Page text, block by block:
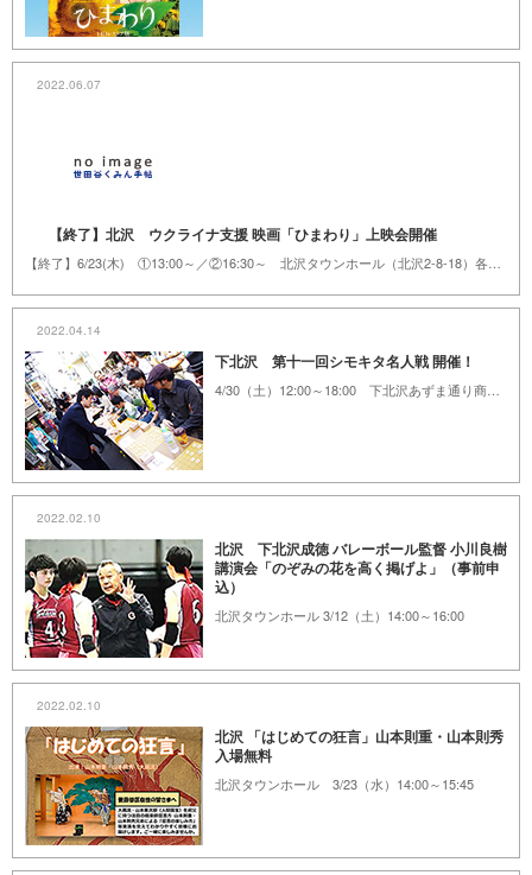
2022.06.07
【終了】北沢 ウクライナ支援 映画「ひまわり」上映会開催
2022.04.14
下北沢 第十一回シモキタ名人戦 開催！
2022.02.10
北沢 下北沢成徳 バレーボール監督 小川良樹
講演会「のぞみの花を高く掲げよ」（事前申
込）
北沢タウンホール 3/12（土）14:00～16:00
2022.02.10
北沢 「はじめての狂言」山本則重・山本則秀
入場無料
北沢タウンホール 3/23（水）14:00～15:45